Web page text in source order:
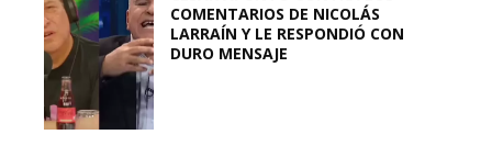
COMENTARIOS DE NICOLÁS
LARRAÍN Y LE RESPONDIÓ CON
DURO MENSAJE